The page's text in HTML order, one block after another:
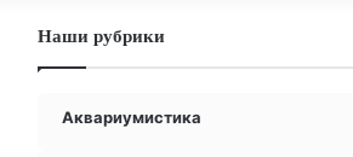
Наши рубрики
Аквариумистика